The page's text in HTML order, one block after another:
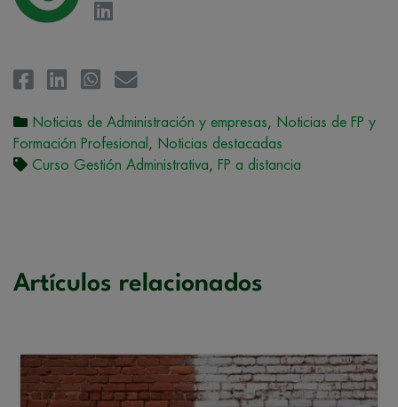
Noticias de Administración y empresas, Noticias de FP y
Formación Profesional , Noticias destacadas
Curso Gestión Administrativa, FP a distancia
Artículos relacionados